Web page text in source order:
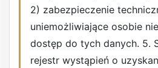
2) zabezpieczenie
uniemożliwiające osobie
dostęp do tych danych. 5.
rejestr wystąpień o